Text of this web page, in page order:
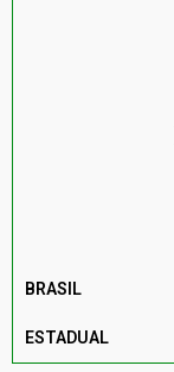
BRASIL
ESTADUAL